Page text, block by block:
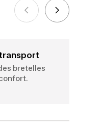
transport
bretelles